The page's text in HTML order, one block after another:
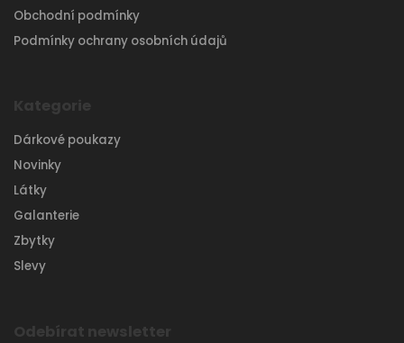
Obchodní podmínky
Podmínky ochrany osobních údajů
Kategorie
Dárkové poukazy
Novinky
Látky
Galanterie
Zbytky
Slevy
Odebírat newsletter